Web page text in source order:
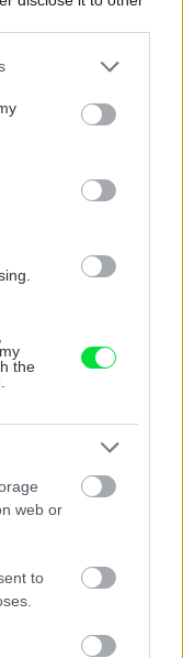
or more Google
You may click to
party tags to
in below Google
the
web or
to